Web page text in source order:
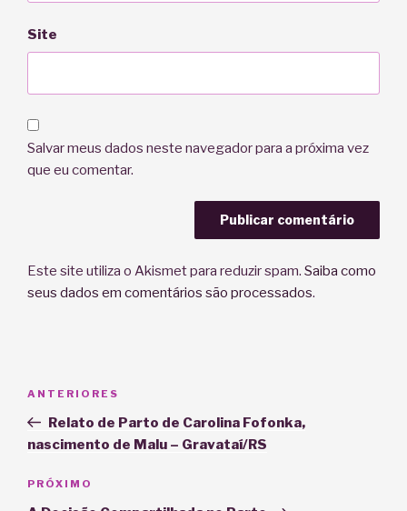
Site
Salvar meus dados neste navegador para a próxima vez
que eu comentar.
Este site utiliza o Akismet para reduzir spam. Saiba como
seus dados em comentários são processados.
Post
Post
anterior
ANTERIORES
Relato de Parto de Carolina Fofonka,
nascimento de Malu – Gravataí/RS
Próximo
post
PRÓXIMO